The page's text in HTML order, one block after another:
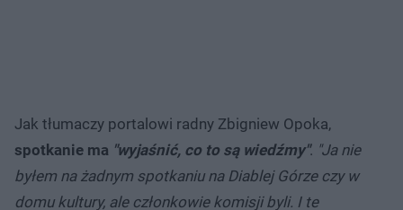
Jak tłumaczy portalowi radny Zbigniew Opoka,
spotkanie ma "wyjaśnić, co to są wiedźmy". "Ja nie
byłem na żadnym spotkaniu na Diablej Górze czy w
domu kultury, ale członkowie komisji byli. I te